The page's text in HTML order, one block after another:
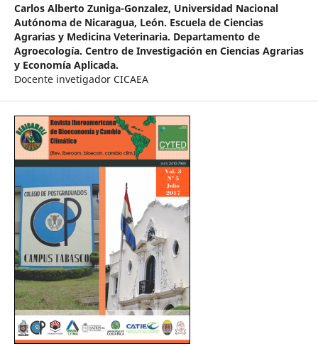
Carlos Alberto Zuniga-Gonzalez, Universidad Nacional
Autónoma de Nicaragua, León. Escuela de Ciencias
Agrarias y Medicina Veterinaria. Departamento de
Agroecología. Centro de Investigación en Ciencias Agrarias
y Economía Aplicada.
Docente invetigador CICAEA